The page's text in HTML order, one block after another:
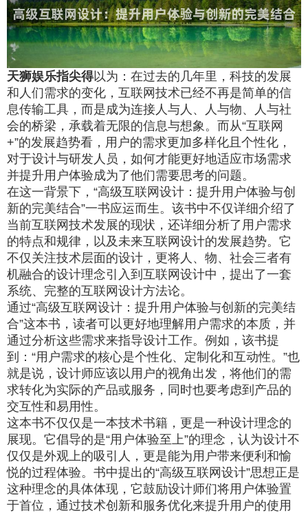
天狮娱乐指尖得以为：在过去的几年里，科技的发展
和人们需求的变化，互联网技术已经不再是简单的信
息传输工具，而是成为连接人与人、人与物、人与社
会的桥梁，承载着无限的信息与想象。而从“互联网
+”的发展趋势看，用户的需求更加多样化且个性化，
对于设计与研发人员，如何才能更好地适应市场需求
并提升用户体验成为了他们需要思考的问题。
在这一背景下，“高级互联网设计：提升用户体验与创
新的完美结合”一书应运而生。该书中不仅详细介绍了
当前互联网技术发展的现状，还详细分析了用户需求
的特点和规律，以及未来互联网设计的发展趋势。它
不仅关注技术层面的设计，更将人、物、社会三者有
机融合的设计理念引入到互联网设计中，提出了一套
系统、完整的互联网设计方法论。
通过“高级互联网设计：提升用户体验与创新的完美结
合”这本书，读者可以更好地理解用户需求的本质，并
通过分析这些需求来指导设计工作。例如，该书提
到：“用户需求的核心是个性化、定制化和互动性。”也
就是说，设计师应该以用户的视角出发，将他们的需
求转化为实际的产品或服务，同时也要考虑到产品的
交互性和易用性。
这本书不仅仅是一本技术书籍，更是一种设计理念的
展现。它倡导的是“用户体验至上”的理念，认为设计不
仅仅是外观上的吸引人，更是能为用户带来便利和愉
悦的过程体验。书中提出的“高级互联网设计”思想正是
这种理念的具体体现，它鼓励设计师们将用户体验置
于首位，通过技术创新和服务优化来提升用户的使用